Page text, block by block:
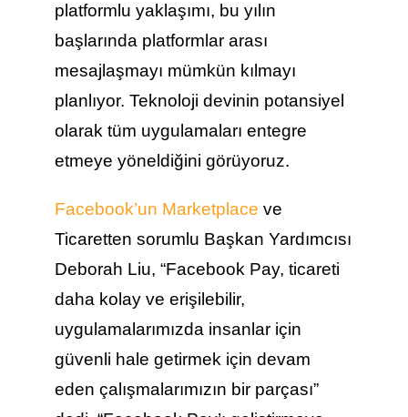
platformlu yaklaşımı, bu yılın
başlarında platformlar arası
mesajlaşmayı mümkün kılmayı
planlıyor. Teknoloji devinin potansiyel
olarak tüm uygulamaları entegre
etmeye yöneldiğini görüyoruz.
Facebook’un Marketplace ve
Ticaretten sorumlu Başkan Yardımcısı
Deborah Liu, “Facebook Pay, ticareti
daha kolay ve erişilebilir,
uygulamalarımızda insanlar için
güvenli hale getirmek için devam
eden çalışmalarımızın bir parçası”